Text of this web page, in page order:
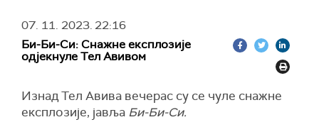
07. 11. 2023.22:16
Би-Би-Си: Снажне експлозије
одјекнуле Тел Авивом
Изнад Тел Авива вечерас су се чуле снажне
експлозије, јавља Би-Би-Си.